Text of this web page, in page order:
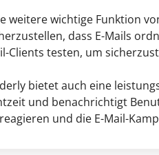
weitere wichtige Funktion
dass E-Mails
Clients testen, um
bietet auch eine
und benachrichtigt
und die E-Mail-